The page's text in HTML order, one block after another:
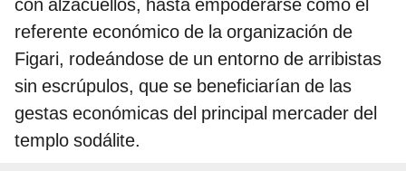
con alzacuellos, hasta empoderarse como el
referente económico de la organización de
Figari, rodeándose de un entorno de arribistas
sin escrúpulos, que se beneficiarían de las
gestas económicas del principal mercader del
templo sodálite.